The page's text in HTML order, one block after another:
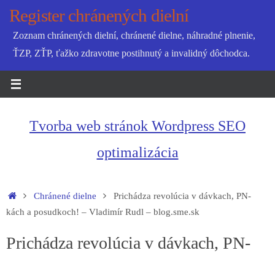
SkipRegister chránených dielní
Zoznam chránených dielní, chránené dielne, náhradné plnenie,
ŤZP, ZŤP, ťažko zdravotne postihnutý a invalidný dôchodca.
Tvorba web stránok Wordpress SEO
optimalizácia
HomeChránené dielne
Prichádza revolúcia v dávkach, PN-
kách a posudkoch! – Vladimír Rudl – blog.sme.sk
Prichádza revolúcia v dávkach, PN-